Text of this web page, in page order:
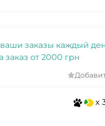
заказы каждый
заказ от 2000 грн
x